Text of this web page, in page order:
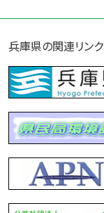
兵庫県の関連リンク